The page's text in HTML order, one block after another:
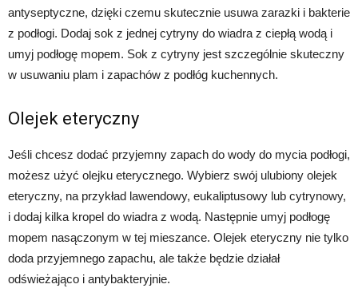
antyseptyczne, dzięki czemu skutecznie usuwa zarazki i bakterie
z podłogi. Dodaj sok z jednej cytryny do wiadra z ciepłą wodą i
umyj podłogę mopem. Sok z cytryny jest szczególnie skuteczny
w usuwaniu plam i zapachów z podłóg kuchennych.
Olejek eteryczny
Jeśli chcesz dodać przyjemny zapach do wody do mycia podłogi,
możesz użyć olejku eterycznego. Wybierz swój ulubiony olejek
eteryczny, na przykład lawendowy, eukaliptusowy lub cytrynowy,
i dodaj kilka kropel do wiadra z wodą. Następnie umyj podłogę
mopem nasączonym w tej mieszance. Olejek eteryczny nie tylko
doda przyjemnego zapachu, ale także będzie działał
odświeżająco i antybakteryjnie.